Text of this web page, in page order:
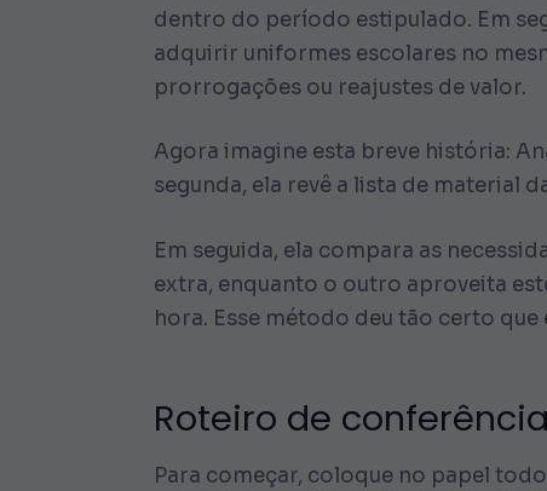
dentro do período estipulado. Em
adquirir uniformes escolares no
prorrogações ou reajustes de valor.
Agora imagine esta breve história:
segunda, ela revê a lista de material
Em seguida, ela compara as
extra, enquanto o outro aproveita
hora. Esse método deu tão certo
Roteiro de
Para começar, coloque no papel